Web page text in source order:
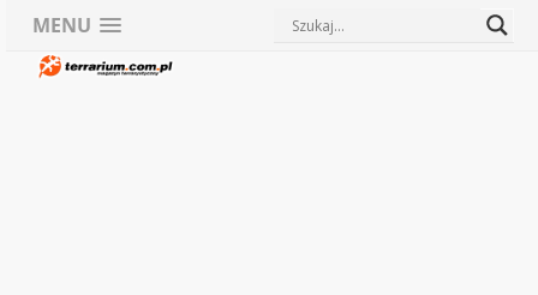
MENU